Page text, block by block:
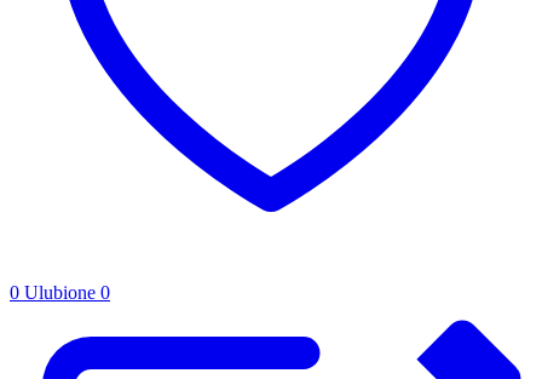
0 Ulubione 0